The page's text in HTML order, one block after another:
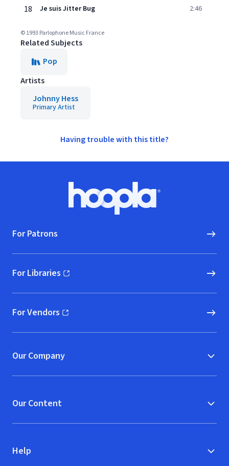
18 Je suis Jitter Bug 2:46
© 1993 Parlophone Music France
Related Subjects
Pop
Artists
Johnny Hess
Primary Artist
Having trouble with this title?
Hoopla logo, Go to homepage
For Patrons
For Libraries
(opens in new window)
For Vendors
(opens in new window)
Our Company
Our Content
Help